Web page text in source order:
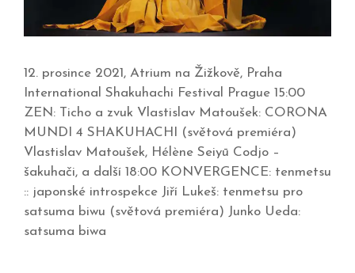
12. prosince 2021, Atrium na Žižkově, Praha
International Shakuhachi Festival Prague 15:00
ZEN: Ticho a zvuk Vlastislav Matoušek: CORONA
MUNDI 4 SHAKUHACHI (světová premiéra)
Vlastislav Matoušek, Hélène Seiyū Codjo –
šakuhači, a další 18:00 KONVERGENCE: tenmetsu
:: japonské introspekce Jiří Lukeš: tenmetsu pro
satsuma biwu (světová premiéra) Junko Ueda:
satsuma biwa